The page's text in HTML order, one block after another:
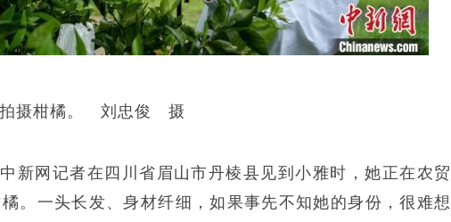
拍摄柑橘。 刘忠俊 摄
新网记者在四川省眉山市丹棱县见到小雅时，她正在农贸
。一头长发、身材纤细，如果事先不知她的身份，很难想